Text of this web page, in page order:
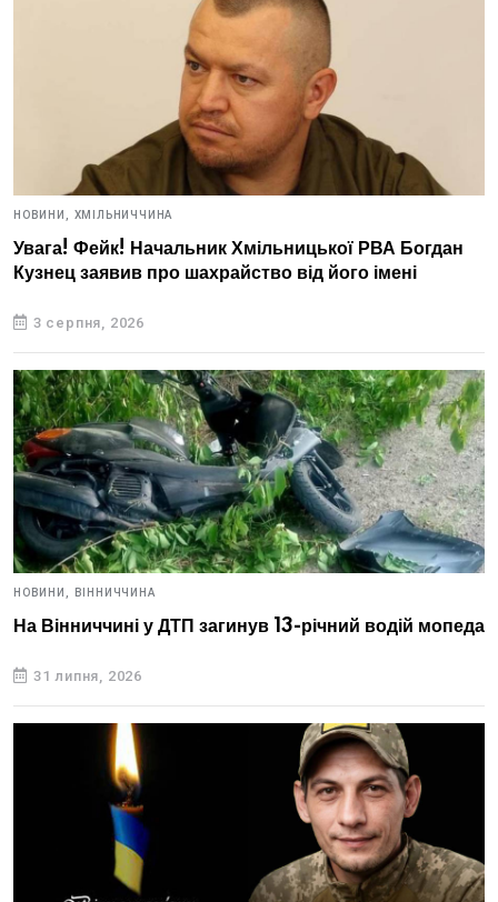
НОВИНИ, ХМІЛЬНИЧЧИНА
Увага! Фейк! Начальник Хмільницької РВА Богдан
Кузнец заявив про шахрайство від його імені
3 серпня, 2026
НОВИНИ, ВІННИЧЧИНА
На Вінниччині у ДТП загинув 13-річний водій мопеда
31 липня, 2026